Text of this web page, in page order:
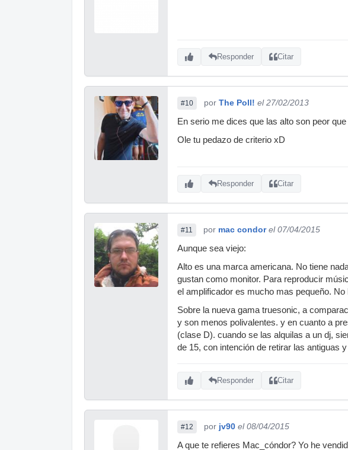
Responder Citar
#10 por The Poll! el 27/02/2013
En serio me dices que las alto son peor
Ole tu pedazo de criterio xD
Responder Citar
#11 por mac condor el 07/04/2015
Aunque sea viejo:
Alto es una marca americana. No tiene
gustan como monitor. Para reproducir
el amplificador es mucho mas pequeño.
Sobre la nueva gama truesonic, a
y son menos polivalentes. y en cuanto a
(clase D). cuando se las alquilas a un dj,
de 15, con intención de retirar las antiguas
Responder Citar
#12 por jv90 el 08/04/2015
A que te refieres Mac_cóndor? Yo he